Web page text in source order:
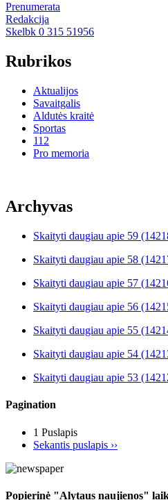
Prenumerata
Redakcija
Skelbk 0 315 51956
Rubrikos
Aktualijos
Savaitgalis
Aldutės kraitė
Sportas
112
Pro memoria
Archyvas
Skaityti daugiau apie 59
Skaityti daugiau apie 58
Skaityti daugiau apie 57
Skaityti daugiau apie 56
Skaityti daugiau apie 55
Skaityti daugiau apie 54
Skaityti daugiau apie 53
Pagination
1 Puslapis
Sekantis puslapis ››
Popierinė "Alytaus naujienos"